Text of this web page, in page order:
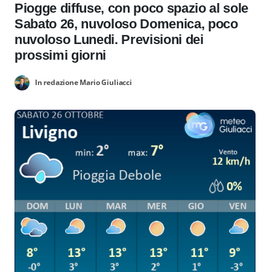
Piogge diffuse, con poco spazio al sole
Sabato 26, nuvoloso Domenica, poco
nuvoloso Lunedi. Previsioni dei
prossimi giorni
In redazione Mario Giuliacci